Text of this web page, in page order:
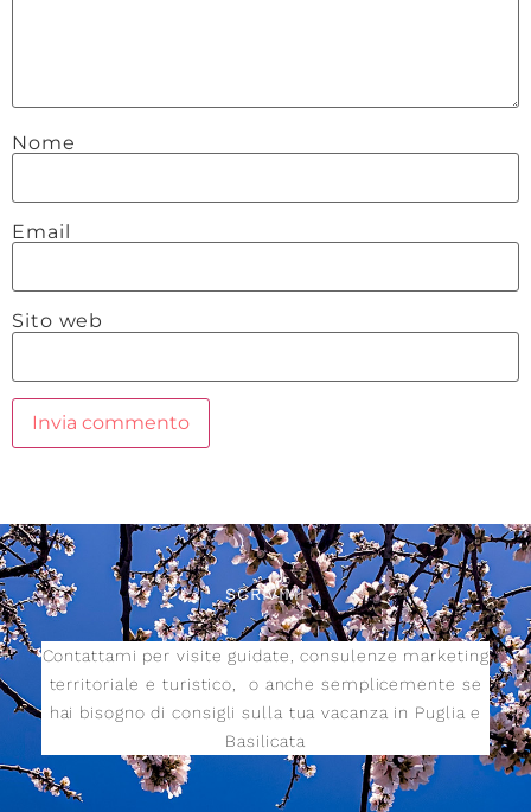
Nome
Email
Sito web
SCRIVIMI
Contattami per visite guidate, consulenze marketing
territoriale e turistico, o anche semplicemente se
hai bisogno di consigli sulla tua vacanza in Puglia e
Basilicata